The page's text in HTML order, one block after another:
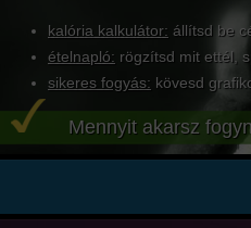
kalória kalkulátor: állítsd be
ételnapló: rögzítsd mit ettél,
sikeres fogyás: kövesd
Mennyit akarsz